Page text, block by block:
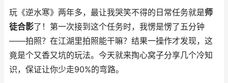
玩《逆水寒》两年多，最让我哭笑不得的日常任务就是师
徒合影了！第一次接到这个任务时，我愣是愣了五分钟
——拍照？在江湖里拍照能干嘛？结果一操作才发现，这
竟是个又香又坑的玩法。今天就来掏心窝子分享几个冷知
识，保证让你少走90%的弯路。